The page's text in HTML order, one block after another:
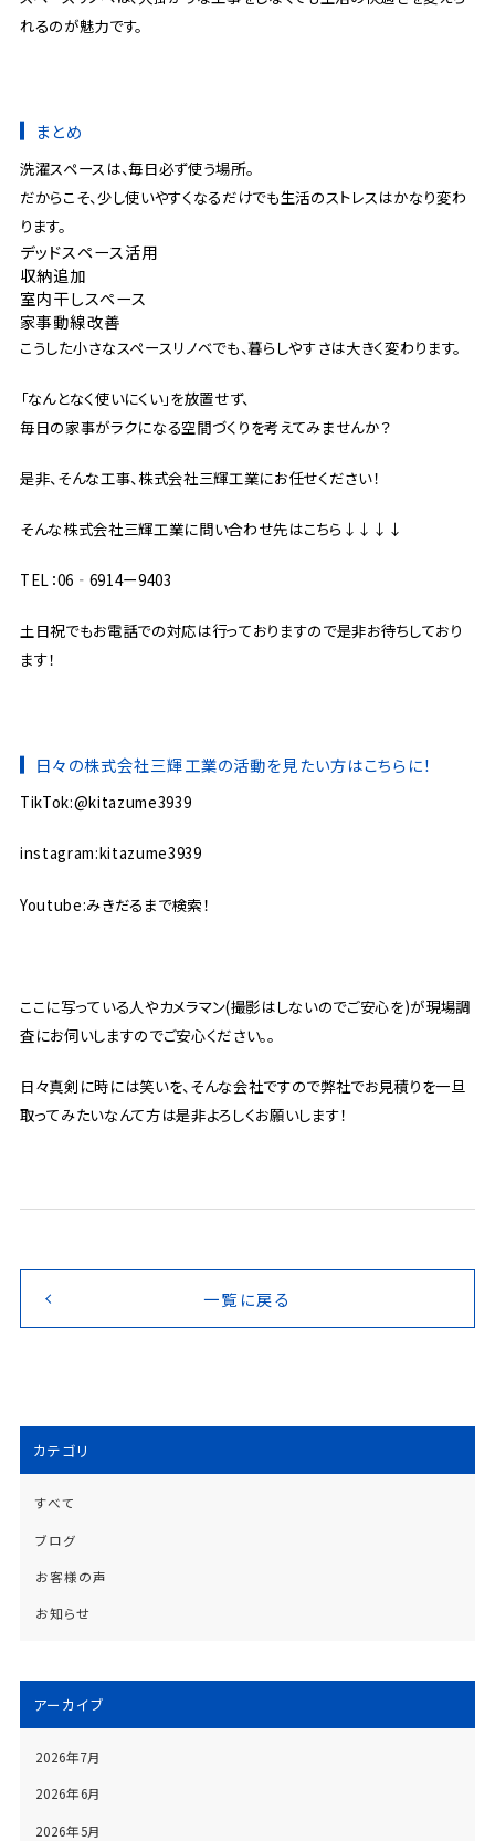
れるのが魅力です。
まとめ
洗濯スペースは、毎日必ず使う場所。
だからこそ、少し使いやすくなるだけでも生活のストレスはかなり変わ
ります。
デッドスペース活用
収納追加
室内干しスペース
家事動線改善
こうした小さなスペースリノベでも、暮らしやすさは大きく変わります。
「なんとなく使いにくい」を放置せず、
毎日の家事がラクになる空間づくりを考えてみませんか？
是非、そんな工事、株式会社三輝工業にお任せください！
そんな株式会社三輝工業に問い合わせ先はこちら↓↓↓↓
TEL：06‐6914ー9403
土日祝でもお電話での対応は行っておりますので是非お待ちしており
ます！
日々の株式会社三輝工業の活動を見たい方はこちらに！
TikTok:@kitazume3939
instagram:kitazume3939
Youtube:みきだるまで検索！
ここに写っている人やカメラマン(撮影はしないのでご安心を)が現場調
査にお伺いしますのでご安心ください。。
日々真剣に時には笑いを、そんな会社ですので弊社でお見積りを一旦
取ってみたいなんて方は是非よろしくお願いします！
一覧に戻る
カテゴリ
すべて
ブログ
お客様の声
お知らせ
アーカイブ
2026年7月
2026年6月
2026年5月